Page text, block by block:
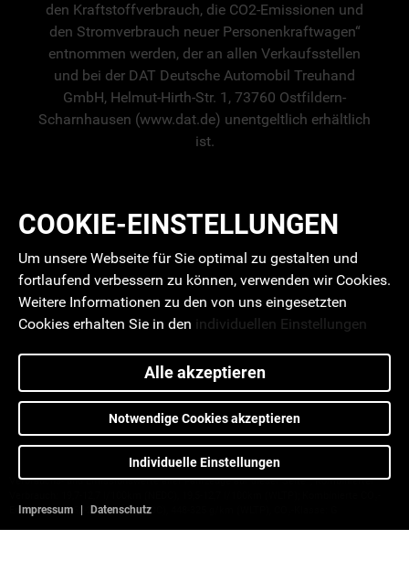
Verbrauchs- und Emissionswerte aller Fahrzeuge auf dieser Seite*; Kombinierter
Emissionen: 452-289 g/km (NEDC), 448-325 g/km (WLTP), CO₂-Klasse: G
den Kraftstoffverbrauch, die CO2-Emissionen und
den Stromverbrauch neuer Personenkraftwagen“
entnommen werden, der an allen Verkaufsstellen
und bei der DAT Deutsche Automobil Treuhand
GmbH, Helmut-Hirth-Str. 1, 73760 Ostfildern-
Scharnhausen (www.dat.de) unentgeltlich erhältlich
ist.
COOKIE-EINSTELLUNGEN
Um unsere Webseite für Sie optimal zu gestalten und
fortlaufend verbessern zu können, verwenden wir Cookies.
Weitere Informationen zu den von uns eingesetzten
Cookies erhalten Sie in den individuellen Einstellungen
Alle akzeptieren
Notwendige Cookies akzeptieren
Impressum Datenschutz
Individuelle Einstellungen